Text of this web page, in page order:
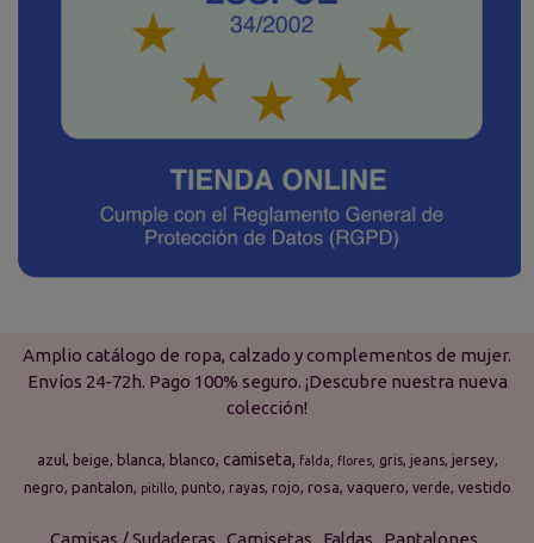
Amplio catálogo de ropa, calzado y complementos de mujer.
Envíos 24-72h. Pago 100% seguro. ¡Descubre nuestra nueva
colección!
azul beige blanca blanco camiseta falda flores gris jeans jersey
negro pantalon pitillo punto rayas rojo rosa vaquero verde vestido